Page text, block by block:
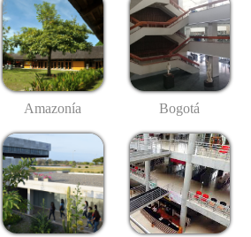
Amazonía Bogotá